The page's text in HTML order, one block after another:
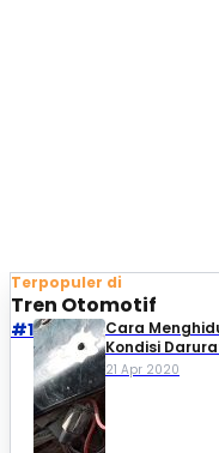
Terpopuler di
Tren Otomotif
#1
Cara
Kondisi
21 Apr 2020